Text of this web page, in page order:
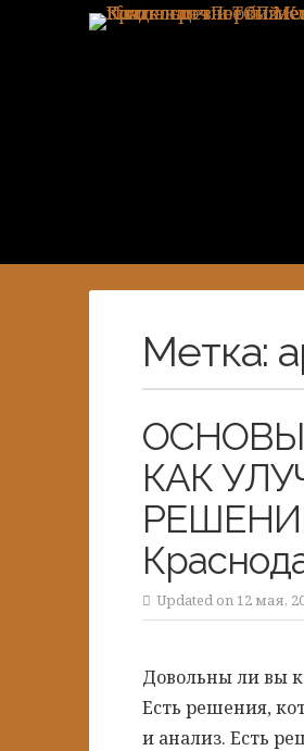
Метка:
КАК
Updated on 12 мая,
Довольны ли вы
Есть решения,
и анализ. Есть